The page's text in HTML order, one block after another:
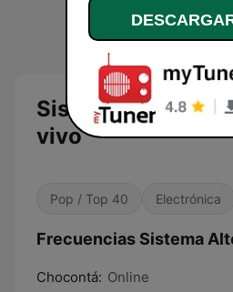
Sistema
vivo
Pop / Top 40 Electrónica
Frecuencias Sistema
Chocontá: Online